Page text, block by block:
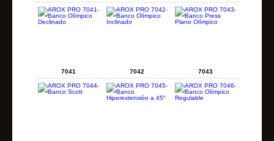
7041 7042 7043